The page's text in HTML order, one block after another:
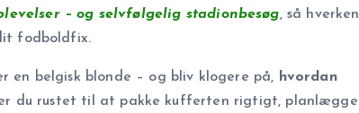
– og selvfølgelig stadionbesøg, så hverken
fodboldfix.
belgisk blonde – og bliv klogere på, hvordan
du rustet til at pakke kufferten rigtigt, planlægge